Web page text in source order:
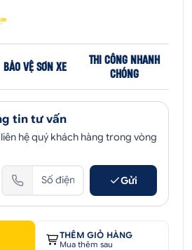
BẢO VỆ SƠN XE
THI CÔNG NHANH
CHÓNG
tin tư vấn
hệ quý khách hàng trong vòng
Gửi
THÊM GIỎ HÀNG
Mua thêm sau